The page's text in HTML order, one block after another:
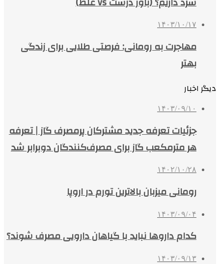
۱۴۰۳/۱۰/۱۷
مهاجرت به رومانی: فرصتی طلایی برای زندگی
بهتر
دیگر اخبار
۱۴۰۳/۰۹/۱۰
جزئیات تعرفه جدید مشترکان پرمصرف گاز | تعرفه
هر مترمکعب گاز برای مصرف‌کنندگان دوبرابر شد
۱۴۰۲/۱۰/۲۸
رومانی میزبان بالاترین تورم در اروپا
۱۴۰۳/۰۹/۰۴
کدام داروها نباید با گیاهان دارویی مصرف شوند؟
۱۴۰۳/۰۹/۱۳